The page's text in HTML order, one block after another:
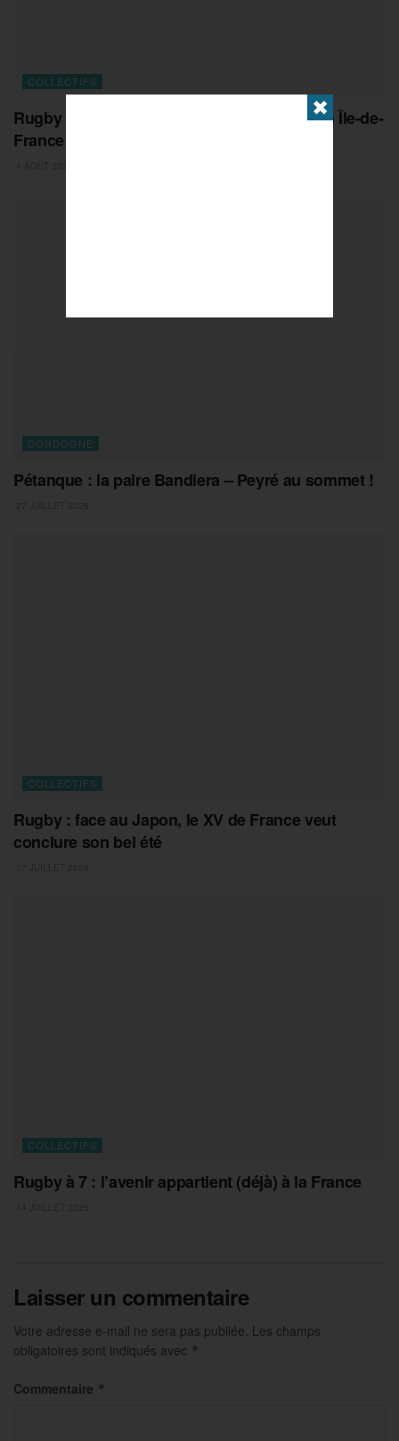
COLLECTIFS
Rugby : une saison pleine de promesses en Île-de-
France
DORDOGNE
Pétanque : la paire Bandiera – Peyré au sommet !
COLLECTIFS
Rugby : face au Japon, le XV de France veut
conclure son bel été
COLLECTIFS
Rugby à 7 : l’avenir appartient (déjà) à la France
Laisser un commentaire
Votre adresse e-mail ne sera pas publiée. Les champs
obligatoires sont indiqués avec *
Commentaire *
✖